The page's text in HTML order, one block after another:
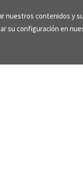
nuestros contenidos y
su configuración en